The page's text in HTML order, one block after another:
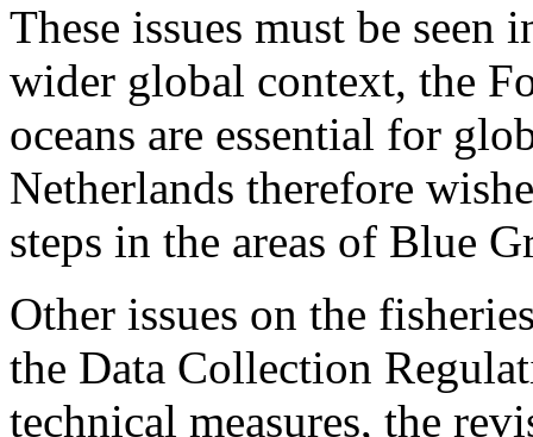
These issues must be seen
wider global context, the
oceans are essential for
Netherlands therefore
steps in the areas of Blue
Other issues on the
the Data Collection
technical measures, the